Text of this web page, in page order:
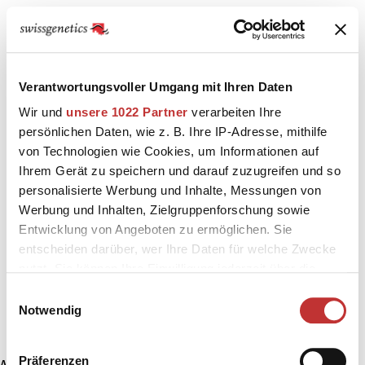
Verantwortungsvoller Umgang mit Ihren Daten
Wir und unsere 1022 Partner verarbeiten Ihre
persönlichen Daten, wie z. B. Ihre IP-Adresse, mithilfe
von Technologien wie Cookies, um Informationen auf
Ihrem Gerät zu speichern und darauf zuzugreifen und so
personalisierte Werbung und Inhalte, Messungen von
Werbung und Inhalten, Zielgruppenforschung sowie
Entwicklung von Angeboten zu ermöglichen. Sie
entscheiden darüber, wer Ihre Daten für welche Zwecke
Trigger Symbol ändern oder widerrufen
Notwendig
Präferenzen